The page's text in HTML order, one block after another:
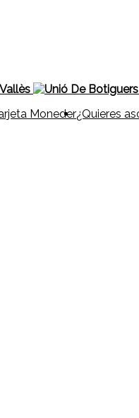
Moneder¿Quieres